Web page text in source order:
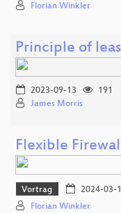
Florian Winkler
Principle of
2023-09-13
191
James Morris
Flexible
Vortrag 2024-03-
Florian Winkler